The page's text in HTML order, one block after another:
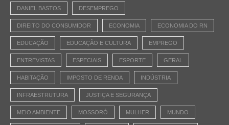
DANIEL BASTOS DESEMPREGO
DIREITO DO CONSUMIDOR ECONOMIA ECONOMIA DO RN
EDUCAÇÃO EDUCAÇÃO E CULTURA EMPREGO
ENTREVISTAS ESPECIAIS ESPORTE GERAL
HABITAÇÃO IMPOSTO DE RENDA INDÚSTRIA
INFRAESTRUTURA JUSTIÇA E SEGURANÇA
MEIO AMBIENTE MOSSORÓ MULHER MUNDO